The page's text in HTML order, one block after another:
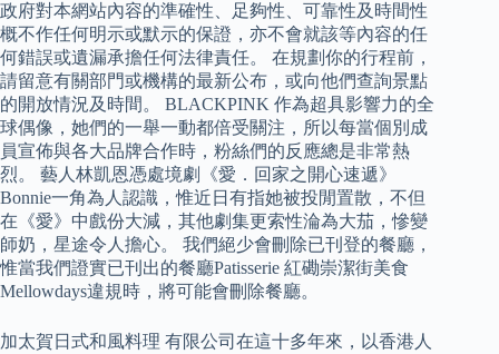
政府對本網站內容的準確性、足夠性、可靠性及時間性
概不作任何明示或默示的保證，亦不會就該等內容的任
何錯誤或遺漏承擔任何法律責任。 在規劃你的行程前，
請留意有關部門或機構的最新公布，或向他們查詢景點
的開放情況及時間。 BLACKPINK 作為超具影響力的全
球偶像，她們的一舉一動都倍受關注，所以每當個別成
員宣佈與各大品牌合作時，粉絲們的反應總是非常熱
烈。 藝人林凱恩憑處境劇《愛．回家之開心速遞》
Bonnie一角為人認識，惟近日有指她被投閒置散，不但
在《愛》中戲份大減，其他劇集更索性淪為大茄，慘變
師奶，星途令人擔心。 我們絕少會刪除已刊登的餐廳，
惟當我們證實已刊出的餐廳Patisserie 紅磡崇潔街美食
Mellowdays違規時，將可能會刪除餐廳。
加太賀日式和風料理 有限公司在這十多年來，以香港人